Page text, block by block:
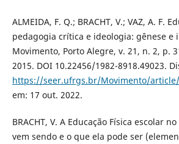
ALMEIDA, F. Q.; BRACHT, V.; VAZ, A. F.
pedagogia crítica e ideologia: gênese e
Movimento, Porto Alegre, v. 21, n. 2, p.
2015. DOI 10.22456/1982-8918.49023.
https://seer.ufrgs.br/Movimento/
em: 17 out. 2022.
BRACHT, V. A Educação Física escolar
vem sendo e o que ela pode ser